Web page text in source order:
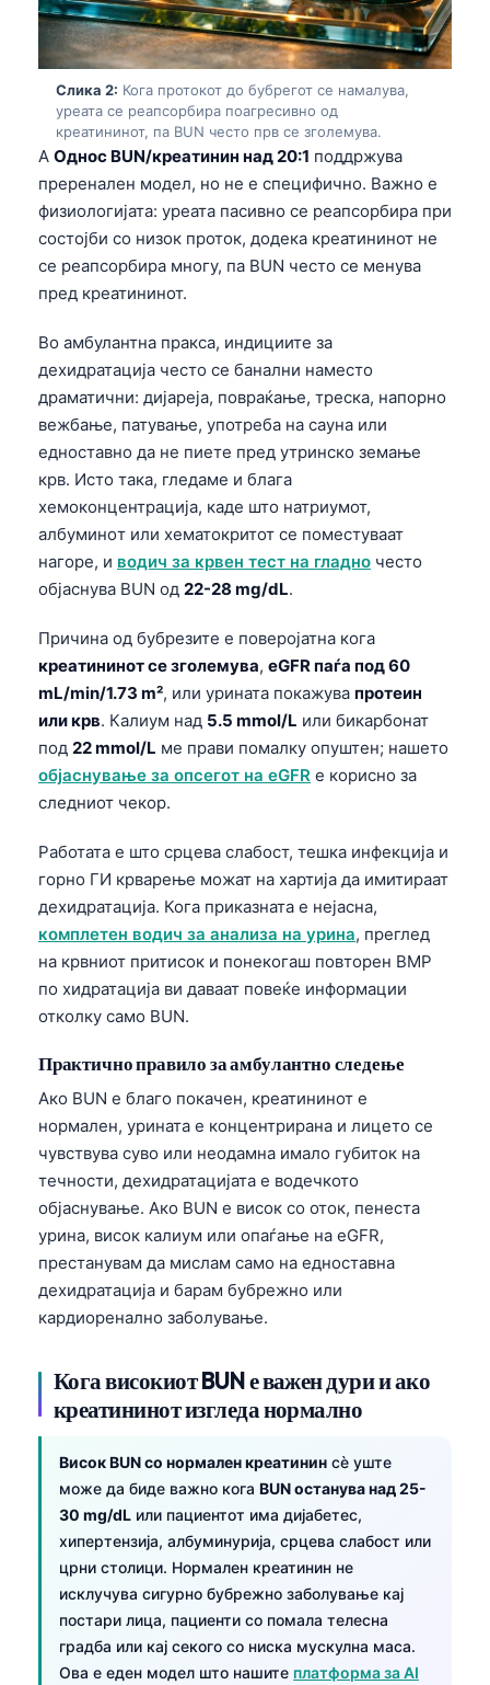
Слика 2: Кога протокот до бубрегот се намалува,
уреата се реапсорбира поагресивно од
креатининот, па BUN често прв се зголемува.
A Однос BUN/креатинин над 20:1 поддржува
преренален модел, но не е специфично. Важно е
физиологијата: уреата пасивно се реапсорбира при
состојби со низок проток, додека креатининот не
се реапсорбира многу, па BUN често се менува
пред креатининот.
Во амбулантна пракса, индициите за
дехидратација често се банални наместо
драматични: дијареја, повраќање, треска, напорно
вежбање, патување, употреба на сауна или
едноставно да не пиете пред утринско земање
крв. Исто така, гледаме и блага
хемоконцентрација, каде што натриумот,
албуминoт или хематокритот се поместуваат
нагоре, и водич за крвен тест на гладно често
објаснува BUN од 22-28 mg/dL.
Причина од бубрезите е поверојатна кога
креатининот се зголемува, eGFR паѓа под 60
mL/min/1.73 m², или урината покажува протеин
или крв. Калиум над 5.5 mmol/L или бикарбонат
под 22 mmol/L ме прави помалку опуштен; нашето
објаснување за опсегот на eGFR е корисно за
следниот чекор.
Работата е што срцева слабост, тешка инфекција и
горно ГИ крварење можат на хартија да имитираат
дехидратација. Кога приказната е нејасна,
комплетен водич за анализа на урина, преглед
на крвниот притисок и понекогаш повторен BMP
по хидратација ви даваат повеќе информации
отколку само BUN.
Практично правило за амбулантно следење
Ако BUN е благо покачен, креатининот е
нормален, урината е концентрирана и лицето се
чувствува суво или неодамна имало губиток на
течности, дехидратацијата е водечкото
објаснување. Ако BUN е висок со оток, пенеста
урина, висок калиум или опаѓање на eGFR,
престанувам да мислам само на едноставна
дехидратација и барам бубрежно или
кардиоренално заболување.
Кога високиот BUN е важен дури и ако
креатининот изгледа нормално
Висок BUN со нормален креатинин сè уште
може да биде важно кога BUN останува над 25-
30 mg/dL или пациентот има дијабетес,
хипертензија, албуминурија, срцева слабост или
црни столици. Нормален креатинин не
исклучува сигурно бубрежно заболување кај
постари лица, пациенти со помала телесна
градба или кај секого со ниска мускулна маса.
Ова е еден модел што нашите платформа за AI